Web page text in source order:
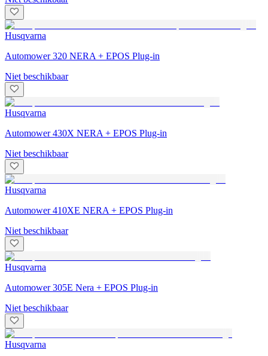
Husqvarna
Automower 320 NERA + EPOS Plug-in
Niet beschikbaar
Husqvarna
Automower 430X NERA + EPOS Plug-in
Niet beschikbaar
Husqvarna
Automower 410XE NERA + EPOS Plug-in
Niet beschikbaar
Husqvarna
Automower 305E Nera + EPOS Plug-in
Niet beschikbaar
Husqvarna